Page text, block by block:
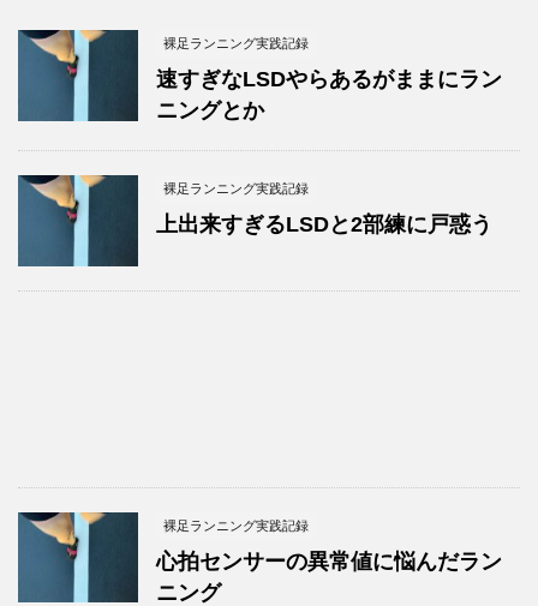
裸足ランニング実践記録
速すぎなLSDやらあるがままにラン
ニングとか
裸足ランニング実践記録
上出来すぎるLSDと2部練に戸惑う
裸足ランニング実践記録
心拍センサーの異常値に悩んだラン
ニング